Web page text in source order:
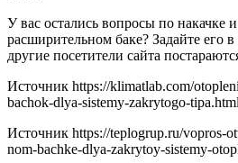
У вас остались вопросы по накачке
расширительном баке? Задайте его
другие посетители сайта
Источник https://klimatlab.com/
bachok-dlya-sistemy-zakrytogo-tipa.html
Источник https://teplogrup.ru/vopros-
nom-bachke-dlya-zakrytoy-sistemy-